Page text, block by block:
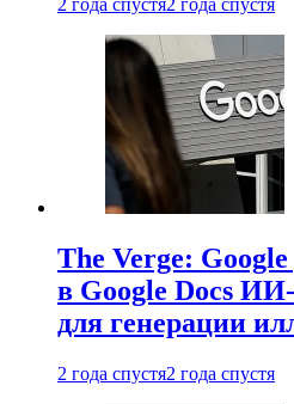
2 года спустя2 года спустя
The Verge:
в Google Docs
для генерации
2 года спустя2 года спустя